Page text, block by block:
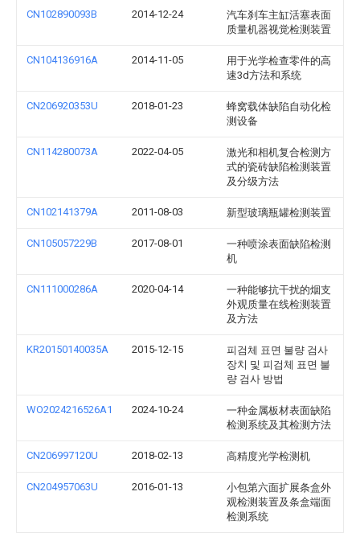
CN102890093B 2014-12-24
汽车刹车主缸活塞表面
质量机器视觉检测装置
CN104136916A 2014-11-05
用于光学检查零件的高
速3d方法和系统
CN206920353U 2018-01-23
蜂窝载体缺陷自动化检
测设备
CN114280073A 2022-04-05
激光和相机复合检测方
式的瓷砖缺陷检测装置
及分级方法
CN102141379A 2011-08-03 新型玻璃瓶罐检测装置
CN105057229B 2017-08-01
一种喷涂表面缺陷检测
机
CN111000286A 2020-04-14
一种能够抗干扰的烟支
外观质量在线检测装置
及方法
KR20150140035A 2015-12-15
피검체 표면 불량 검사
장치 및 피검체 표면 불
량 검사 방법
WO2024216526A1 2024-10-24
一种金属板材表面缺陷
检测系统及其检测方法
CN206997120U 2018-02-13 高精度光学检测机
CN204957063U 2016-01-13
小包第六面扩展条盒外
观检测装置及条盒端面
检测系统